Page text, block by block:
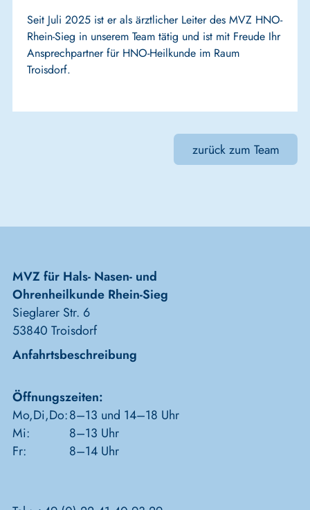
Seit Juli 2025 ist er als ärztlicher Leiter des MVZ HNO-
Rhein-Sieg in unserem Team tätig und ist mit Freude Ihr
Ansprechpartner für HNO-Heilkunde im Raum
Troisdorf.
zurück zum Team
MVZ für Hals- Nasen- und
Ohrenheilkunde Rhein-Sieg
Sieglarer Str. 6
53840 Troisdorf
Anfahrtsbeschreibung
Öffnungszeiten:
Mo,Di,Do:8–13 und 14–18 Uhr
Mi:
8–13 Uhr
Fr:
8–14 Uhr